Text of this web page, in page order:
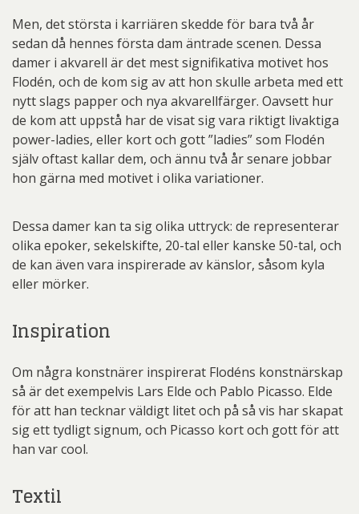
Men, det största i karriären skedde för bara två år
sedan då hennes första dam äntrade scenen. Dessa
damer i akvarell är det mest signifikativa motivet hos
Flodén, och de kom sig av att hon skulle arbeta med ett
nytt slags papper och nya akvarellfärger. Oavsett hur
de kom att uppstå har de visat sig vara riktigt livaktiga
power-ladies, eller kort och gott ”ladies” som Flodén
själv oftast kallar dem, och ännu två år senare jobbar
hon gärna med motivet i olika variationer.
Dessa damer kan ta sig olika uttryck: de representerar
olika epoker, sekelskifte, 20-tal eller kanske 50-tal, och
de kan även vara inspirerade av känslor, såsom kyla
eller mörker.
Inspiration
Om några konstnärer inspirerat Flodéns konstnärskap
så är det exempelvis Lars Elde och Pablo Picasso. Elde
för att han tecknar väldigt litet och på så vis har skapat
sig ett tydligt signum, och Picasso kort och gott för att
han var cool.
Textil